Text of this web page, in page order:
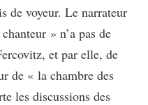
de voyeur. Le narrateur
» n’a pas de
et par elle, de
de « la chambre des
les discussions des